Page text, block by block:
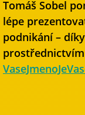
Tomáš Sobel
lépe
podnikání –